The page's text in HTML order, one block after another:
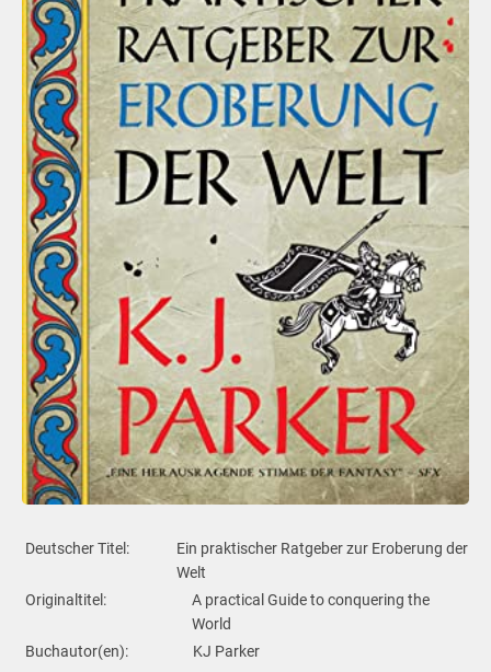
Deutscher Titel:
Ein praktischer Ratgeber zur Eroberung der
Welt
Originaltitel:
A practical Guide to conquering the
World
Buchautor(en):
KJ Parker